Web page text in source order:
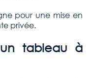
pour une mise en
privée.
tableau à